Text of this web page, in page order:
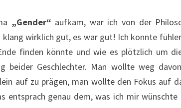
„Gender“ aufkam, war ich von der
wirklich gut, es war gut! Ich konnte
finden könnte und wie es plötzlich um
beider Geschlechter. Man wollte weg
auf zu prägen, man wollte den Fokus auf
entsprach genau dem, was ich mir